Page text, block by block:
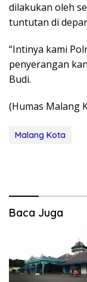
dilakukan oleh
tuntutan di
“Intinya kami
penyerangan
Budi.
(Humas Malang
Malang Kota
Baca Juga